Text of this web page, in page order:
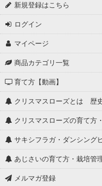
新規登録はこちら
ログイン
マイページ
商品カテゴリ一覧
育て方【動画】
クリスマスローズとは 歴
クリスマスローズの育て方
サキシフラガ・ダンシング
あじさいの育て方・栽培管
メルマガ登録